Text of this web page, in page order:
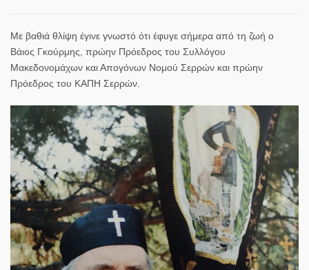
Με βαθιά θλίψη έγινε γνωστό ότι έφυγε σήμερα από τη ζωή ο
Βάιος Γκούρμης, πρώην Πρόεδρος του Συλλόγου
Μακεδονομάχων και Απογόνων Νομού Σερρών και πρώην
Πρόεδρος του ΚΑΠΗ Σερρών.